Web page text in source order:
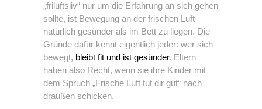
„friluftsliv“ nur um die Erfahrung an sich gehen
sollte, ist Bewegung an der frischen Luft
natürlich gesünder als im Bett zu liegen. Die
Gründe dafür kennt eigentlich jeder: wer sich
bewegt, bleibt fit und ist gesünder. Eltern
haben also Recht, wenn sie ihre Kinder mit
dem Spruch „Frische Luft tut dir gut“ nach
draußen schicken.